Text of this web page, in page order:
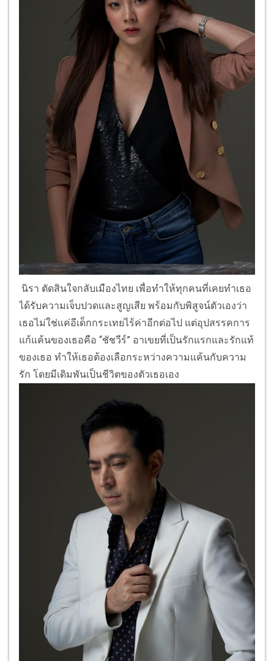
นิรา ตัดสินใจกลับเมืองไทย เพื่อทำให้ทุกคนที่เคยทำเธอ
ได้รับความเจ็บปวดและสูญเสีย พร้อมกับพิสูจน์ตัวเองว่า
เธอไม่ใช่แค่อีเด็กกระเทยไร้ค่าอีกต่อไป แต่อุปสรรคการ
แก้แค้นของเธอคือ “ชัชวีร์” อาเขยที่เป็นรักแรกและรักแท้
ของเธอ ทำให้เธอต้องเลือกระหว่างความแค้นกับความ
รัก โดยมีเดิมพันเป็นชีวิตของตัวเธอเอง